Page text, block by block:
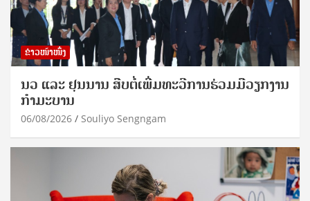
ຂ່າວໜ້າໜຶ່ງ
ນວ ແລະ ຢຸນນານ ສືບຕໍ່ເພີ່ມທະວີການຮ່ວມມືວຽກງານ
ກຳມະບານ
06/08/2026 Souliyo Sengngam